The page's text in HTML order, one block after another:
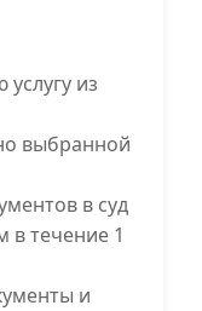
из
выбранной
в суд
в течение 1
и